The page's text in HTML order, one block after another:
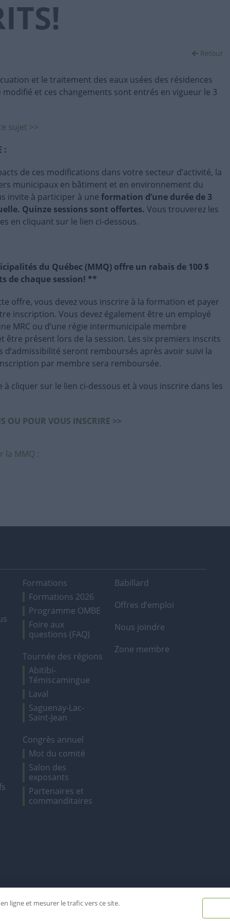
Retour
et le traitement des eaux usées des résidences
modifié et ces changements sont entrés en vigueur le 3
sujet >>
:
de ces modifications dans votre secteur d’activité, la
municipaux en bâtiment et en environnement du
invite à participer à une formation d’une durée de 3
Quinze sessions sont offertes. Vous trouverez les
en cliquant sur le lien ci-dessous.
du Québec (MMQ) offre un rabais de 100 $
de chaque session! **
offre, vous devez vous inscrire à la formation et payer
inscription. Vous devez également être un employé
MRC ou d’une régie intermunicipale membre
être présent lors de la session. Les six premiers inscrits
seront remboursés après avoir suivi la
par membre sera remboursée.
à cliquer sur le lien ci-dessous et à vous inscrire dans les
OU POUR VOUS INSCRIRE >>
la MMQ :
Formations
Formations 2026
Programme OMBE
Foire aux
questions (FAQ)
Tournée des régions
Abitibi-
Témiscamingue
Laval
Saguenay-Lac-
Saint-Jean
Congrès annuel
Mot du comité
Salon des
exposants
Partenaires et
commanditaires
Babillard
Offres d’emploi
Nous joindre
Zone membre
Tous droits réservés - Combeq
Réalisé par
ligne et mesurer le trafic vers ce site.